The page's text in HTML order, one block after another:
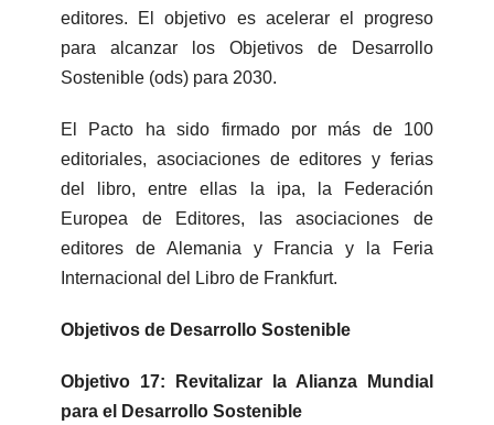
editores. El objetivo es acelerar el progreso
para alcanzar los Objetivos de Desarrollo
Sostenible (ods) para 2030.
El Pacto ha sido firmado por más de 100
editoriales, asociaciones de editores y ferias
del libro, entre ellas la ipa, la Federación
Europea de Editores, las asociaciones de
editores de Alemania y Francia y la Feria
Internacional del Libro de Frankfurt.
Objetivos de Desarrollo Sostenible
Objetivo 17: Revitalizar la Alianza Mundial
para el Desarrollo Sostenible